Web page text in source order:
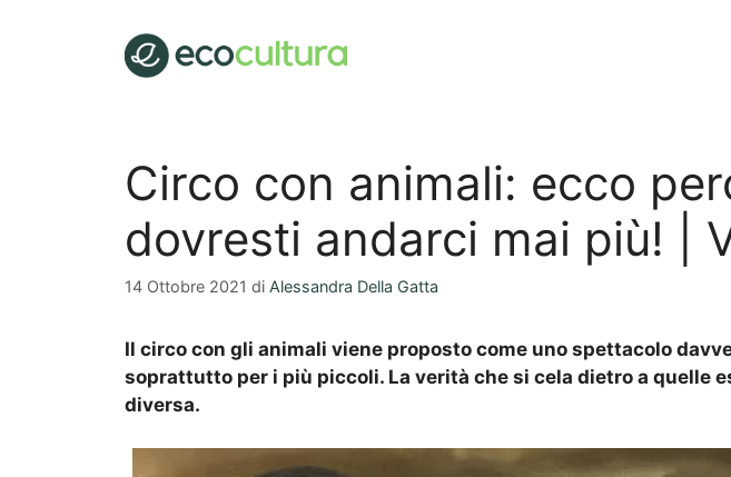
Circo con animali: ecco
dovresti andarci mai più! |
14 Ottobre 2021 di Alessandra Della Gatta
Il circo con gli animali viene proposto come uno spettacolo
soprattutto per i più piccoli. La verità che si cela dietro a quelle
diversa.